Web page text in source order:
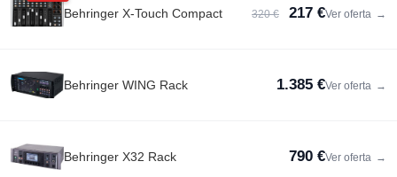
Behringer X-Touch Compact 320 € 217 €Ver oferta →
Behringer WING Rack 1.385 €Ver oferta →
Behringer X32 Rack 790 €Ver oferta →